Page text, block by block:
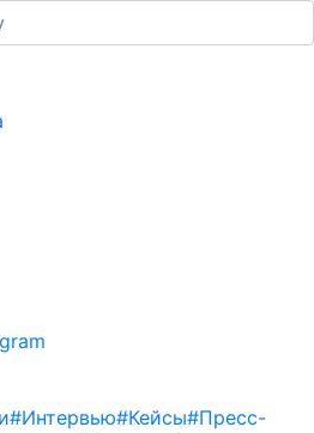
#Интервью#Кейсы#Пресс-